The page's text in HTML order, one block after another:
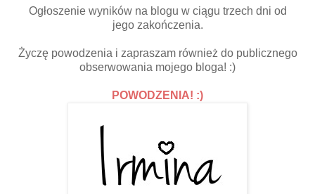
Ogłoszenie wyników na blogu w ciągu trzech dni od
jego zakończenia.
Życzę powodzenia i zapraszam również do publicznego
obserwowania mojego bloga! :)
POWODZENIA! :)